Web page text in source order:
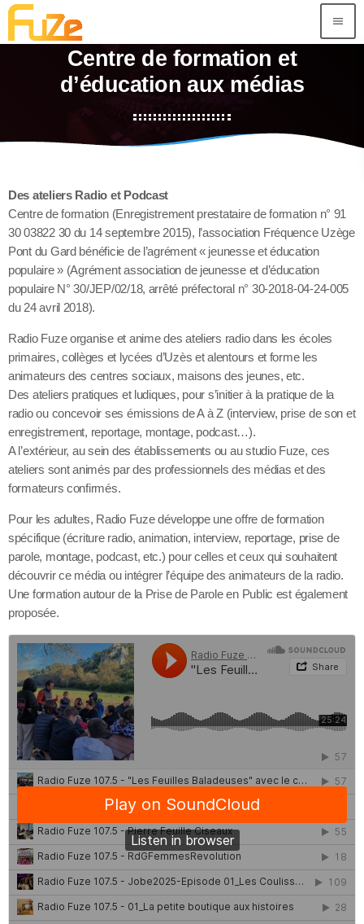
menu
Centre de formation et
d’éducation aux médias
Des ateliers Radio et Podcast
Centre de formation (Enregistrement prestataire de formation n° 91
30 03822 30 du 14 septembre 2015), l’association Fréquence Uzège
Pont du Gard bénéficie de l’agrément « jeunesse et éducation
populaire » (Agrément association de jeunesse et d’éducation
populaire N° 30/JEP/02/18, arrêté préfectoral n° 30-2018-04-24-005
du 24 avril 2018).
Radio Fuze organise et anime des ateliers radio dans les écoles
primaires, collèges et lycées d’Uzès et alentours et forme les
animateurs des centres sociaux, maisons des jeunes, etc.
Des ateliers pratiques et ludiques, pour s’initier à la pratique de la
radio ou concevoir ses émissions de A à Z (interview, prise de son et
enregistrement, reportage, montage, podcast…).
A l’extérieur, au sein des établissements ou au studio Fuze, ces
ateliers sont animés par des professionnels des médias et des
formateurs confirmés.
Pour les adultes, Radio Fuze développe une offre de formation
spécifique (écriture radio, animation, interview, reportage, prise de
parole, montage, podcast, etc.) pour celles et ceux qui souhaitent
découvrir ce média ou intégrer l’équipe des animateurs de la radio.
Une formation autour de la Prise de Parole en Public est également
proposée.